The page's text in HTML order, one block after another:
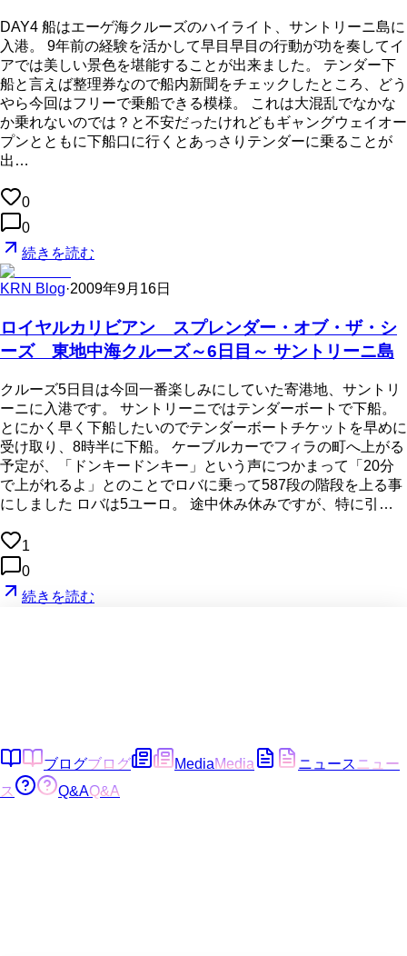
DAY4 船はエーゲ海クルーズのハイライト、サントリーニ島に
入港。 9年前の経験を活かして早目早目の行動が功を奏してイ
アでは美しい景色を堪能することが出来ました。 テンダー下
船と言えば整理券なので船内新聞をチェックしたところ、どう
やら今回はフリーで乗船できる模様。 これは大混乱でなかな
か乗れないのでは？と不安だったけれどもギャングウェイオー
プンとともに下船口に行くとあっさりテンダーに乗ることが
出…
0
0
続きを読む
KRN Blog·2009年9月16日
ロイヤルカリビアン スプレンダー・オブ・ザ・シ
ーズ 東地中海クルーズ～6日目～ サントリーニ島
クルーズ5日目は今回一番楽しみにしていた寄港地、サントリ
ーニに入港です。 サントリーニではテンダーボートで下船。
とにかく早く下船したいのでテンダーボートチケットを早めに
受け取り、8時半に下船。 ケーブルカーでフィラの町へ上がる
予定が、「ドンキードンキー」という声につかまって「20分
で上がれるよ」とのことでロバに乗って587段の階段を上る事
にしました ロバは5ユーロ。 途中休み休みですが、特に引…
1
0
続きを読む
ブログブログ MediaMedia ニュース ニュー
ス
Q&AQ&A